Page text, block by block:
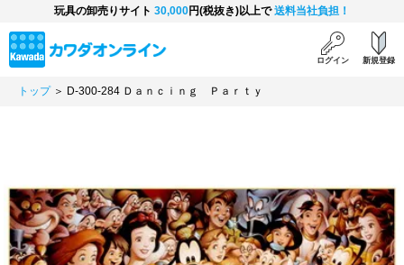
玩具の卸売りサイト 30,000円(税抜き)以上で送料当社負担！
ログイン 新規登録
トップ＞ D-300-284 Ｄａｎｃｉｎｇ Ｐａｒｔｙ